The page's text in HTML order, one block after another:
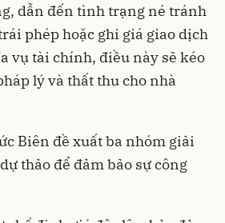
dẫn đến tình trạng né tránh
phép hoặc ghi giá giao dịch
vụ tài chính, điều này sẽ kéo
lý và thất thu cho nhà
Biên đề xuất ba nhóm giải
thảo để đảm bảo sự công